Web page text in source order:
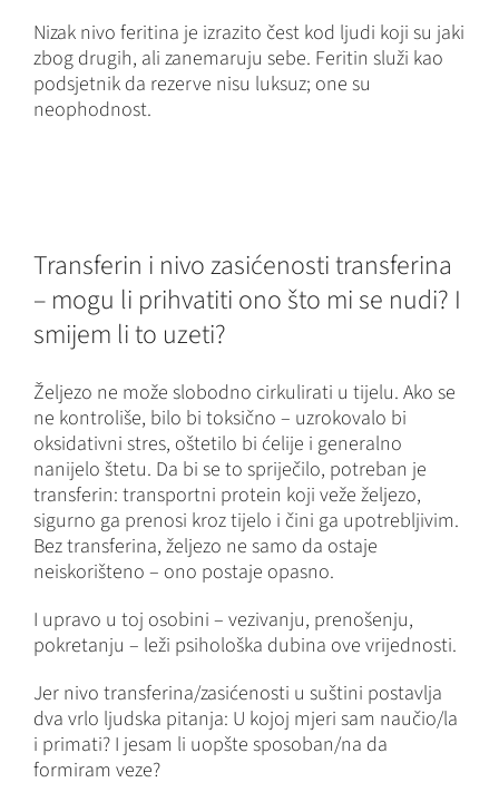
Nizak nivo feritina je izrazito čest kod ljudi koji su jaki
zbog drugih, ali zanemaruju sebe. Feritin služi kao
podsjetnik da rezerve nisu luksuz; one su
neophodnost.
Transferin i nivo zasićenosti transferina
– mogu li prihvatiti ono što mi se nudi? I
smijem li to uzeti?
Željezo ne može slobodno cirkulirati u tijelu. Ako se
ne kontroliše, bilo bi toksično – uzrokovalo bi
oksidativni stres, oštetilo bi ćelije i generalno
nanijelo štetu. Da bi se to spriječilo, potreban je
transferin: transportni protein koji veže željezo,
sigurno ga prenosi kroz tijelo i čini ga upotrebljivim.
Bez transferina, željezo ne samo da ostaje
neiskorišteno – ono postaje opasno.
I upravo u toj osobini – vezivanju, prenošenju,
pokretanju – leži psihološka dubina ove vrijednosti.
Jer nivo transferina/zasićenosti u suštini postavlja
dva vrlo ljudska pitanja: U kojoj mjeri sam naučio/la
i primati? I jesam li uopšte sposoban/na da
formiram veze?